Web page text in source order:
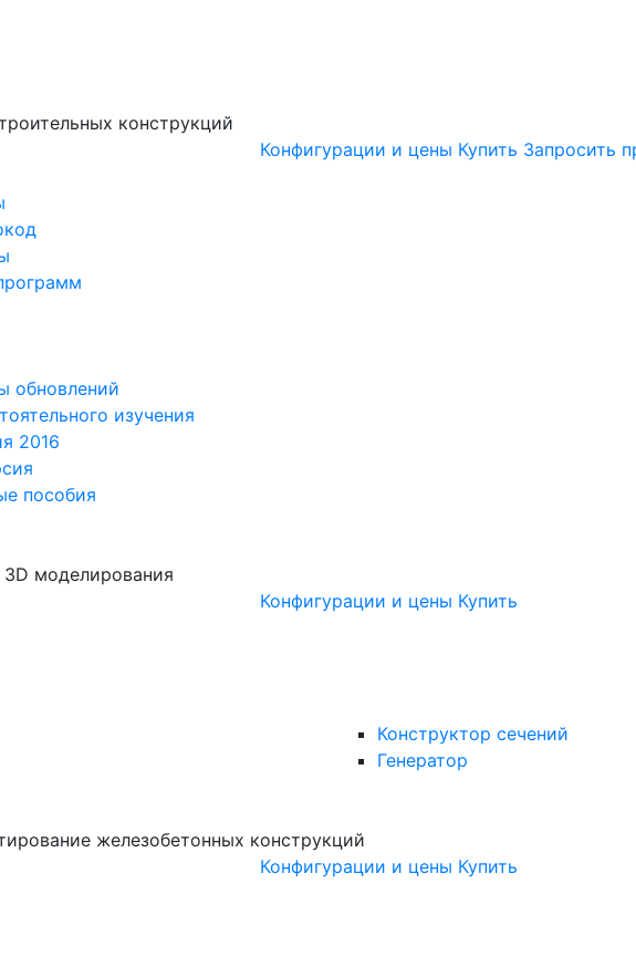
конструкций
Конфигурации и цены Купить Запросить
обновлений
изучения
2016
пособия
моделирования
Конфигурации и цены Купить
Конструктор сечений
Генератор
железобетонных конструкций
Конфигурации и цены Купить